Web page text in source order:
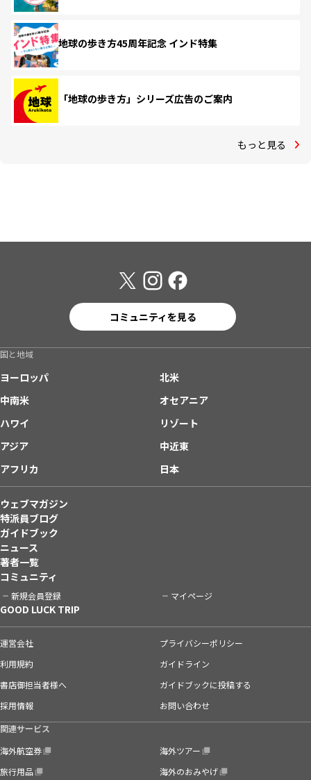
地球の歩き方45周年記念 インド特集
「地球の歩き方」シリーズ広告のご案内
もっと見る
コミュニティを見る
国と地域
ヨーロッパ
北米
中南米
オセアニア
ハワイ
リゾート
アジア
中近東
アフリカ
日本
ウェブマガジン
特派員ブログ
ガイドブック
ニュース
著者一覧
コミュニティ
新規会員登録 マイページ
GOOD LUCK TRIP
運営会社
プライバシーポリシー
利用規約
ガイドライン
書店御担当者様へ
ガイドブックに投稿する
採用情報
お問い合わせ
関連サービス
海外航空券
海外ツアー
旅行用品
海外のおみやげ